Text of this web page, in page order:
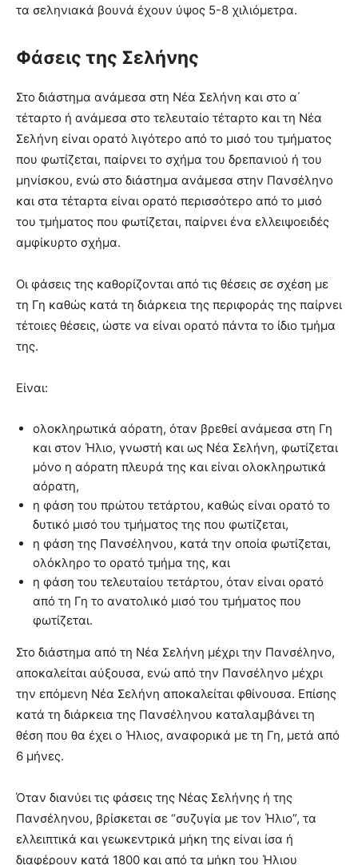
τα σεληνιακά βουνά έχουν ύψος 5-8 χιλιόμετρα.
Φάσεις της Σελήνης
Στο διάστημα ανάμεσα στη Νέα Σελήνη και στο α΄
τέταρτο ή ανάμεσα στο τελευταίο τέταρτο και τη Νέα
Σελήνη είναι ορατό λιγότερο από το μισό του τμήματος
που φωτίζεται, παίρνει το σχήμα του δρεπανιού ή του
μηνίσκου, ενώ στο διάστημα ανάμεσα στην Πανσέληνο
και στα τέταρτα είναι ορατό περισσότερο από το μισό
του τμήματος που φωτίζεται, παίρνει ένα ελλειψοειδές
αμφίκυρτο σχήμα.
Οι φάσεις της καθορίζονται από τις θέσεις σε σχέση με
τη Γη καθώς κατά τη διάρκεια της περιφοράς της παίρνει
τέτοιες θέσεις, ώστε να είναι ορατό πάντα το ίδιο τμήμα
της.
Είναι:
ολοκληρωτικά αόρατη, όταν βρεθεί ανάμεσα στη Γη
και στον Ήλιο, γνωστή και ως Νέα Σελήνη, φωτίζεται
μόνο η αόρατη πλευρά της και είναι ολοκληρωτικά
αόρατη,
η φάση του πρώτου τετάρτου, καθώς είναι ορατό το
δυτικό μισό του τμήματος της που φωτίζεται,
η φάση της Πανσέληνου, κατά την οποία φωτίζεται,
ολόκληρο το ορατό τμήμα της, και
η φάση του τελευταίου τετάρτου, όταν είναι ορατό
από τη Γη το ανατολικό μισό του τμήματος που
φωτίζεται.
Στο διάστημα από τη Νέα Σελήνη μέχρι την Πανσέληνο,
αποκαλείται αύξουσα, ενώ από την Πανσέληνο μέχρι
την επόμενη Νέα Σελήνη αποκαλείται φθίνουσα. Επίσης
κατά τη διάρκεια της Πανσέληνου καταλαμβάνει τη
θέση που θα έχει ο Ήλιος, αναφορικά με τη Γη, μετά από
6 μήνες.
Όταν διανύει τις φάσεις της Νέας Σελήνης ή της
Πανσέληνου, βρίσκεται σε “συζυγία με τον Ήλιο”, τα
ελλειπτικά και γεωκεντρικά μήκη της είναι ίσα ή
διαφέρουν κατά 1800 και από τα μήκη του Ήλιου